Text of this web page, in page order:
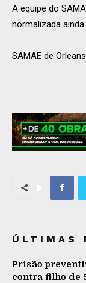
A equipe do
normalizada
SAMAE de Orleans
ÚLTIMAS
Prisão
contra filho de